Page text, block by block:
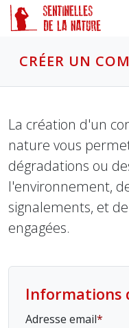
CRÉER UN
La création d'un
nature vous
dégradations ou
l'environnement,
signalements, et
engagées.
Informations
Adresse email
Panneau de gestion des